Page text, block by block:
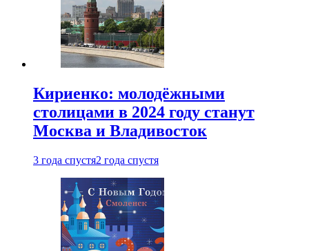
Кириенко: молодёжными
столицами в 2024 году станут
Москва и Владивосток
3 года спустя2 года спустя